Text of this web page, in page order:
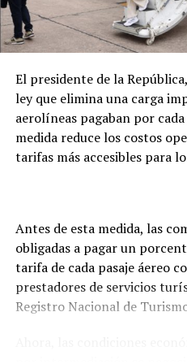
caso, precisó que el seguro
íntegramente los costos del
El presidente de la
ley que elimina una carga
aerolíneas pagaban por cada
medida reduce los costos
tarifas más accesibles para
Antes de esta medida, las
obligadas a pagar un
tarifa de cada pasaje áereo
prestadores de servicios
Registro Nacional de